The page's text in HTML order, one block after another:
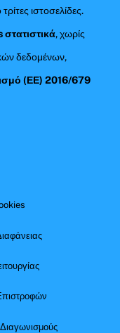
ιστοσελίδες.
, χωρίς
δεδομένων,
(ΕΕ) 2016/679